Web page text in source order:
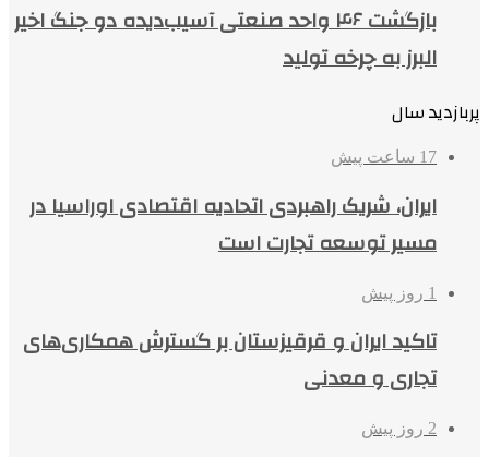
بازگشت ۴۶ واحد صنعتی آسیب‌دیده دو جنگ اخیر
البرز به چرخه تولید
پربازدید سال
17 ساعت پیش
ایران، شریک راهبردی اتحادیه اقتصادی اوراسیا در
مسیر توسعه تجارت است
1 روز پیش
تاکید ایران و قرقیزستان بر گسترش همکاری‌های
تجاری و معدنی
2 روز پیش